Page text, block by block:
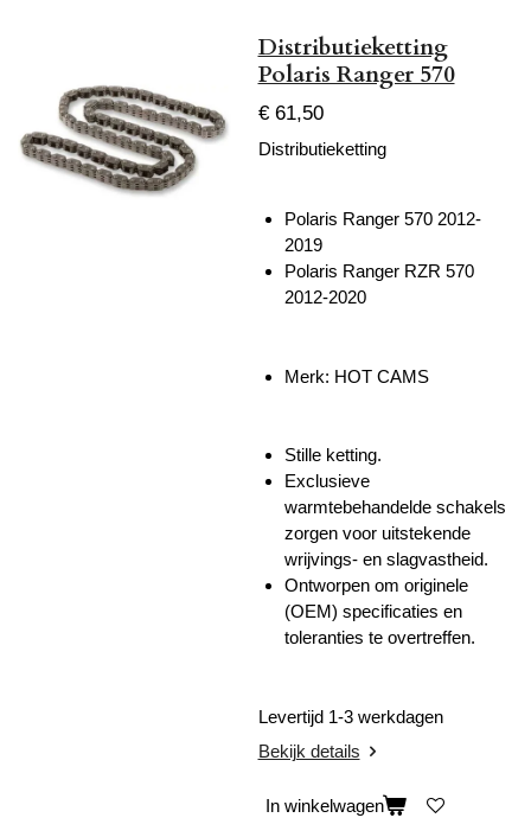
Distributieketting
Polaris Ranger 570
€ 61,50
Distributieketting
Polaris Ranger 570 2012-
2019
Polaris Ranger RZR 570
2012-2020
Merk: HOT CAMS
Stille ketting.
Exclusieve
warmtebehandelde schakels
zorgen voor uitstekende
wrijvings- en slagvastheid.
Ontworpen om originele
(OEM) specificaties en
toleranties te overtreffen.
Levertijd 1-3 werkdagen
Bekijk details
In winkelwagen